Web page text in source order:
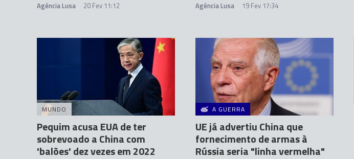
Agência Lusa 20 Fev 11:12 Agência Lusa 19 Fev 17:34
MUNDO
Pequim acusa EUA de ter
sobrevoado a China com
'balões' dez vezes em 2022
A GUERRA
UE já advertiu China que
fornecimento de armas à
Rússia seria "linha vermelha"